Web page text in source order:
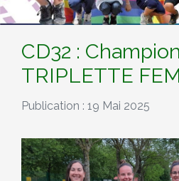
CD32 :
TRIPLETTE
Publication : 19 Mai 2025